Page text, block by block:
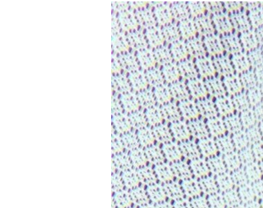
ПОДПИШИТЕСЬ НА РАССЫЛКУ